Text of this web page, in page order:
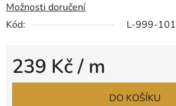
Možnosti doručení
Kód:
L-999-101
239 Kč/ m
Měrná cena:
DO KOŠÍKU